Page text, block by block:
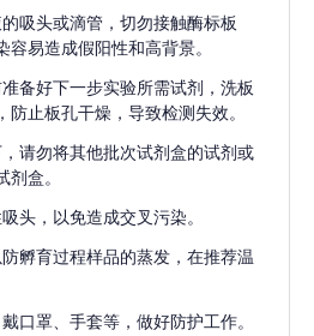
吸头或滴管，切勿接触酶标板
易造成假阳性和高背景。
备好下一步实验所需试剂，洗板
防止板孔干燥，导致检测失效。
请勿将其他批次试剂盒的试剂或
剂盒。
头，以免造成交叉污染。
孵育过程样品的蒸发，在推荐温
口罩、手套等，做好防护工作。